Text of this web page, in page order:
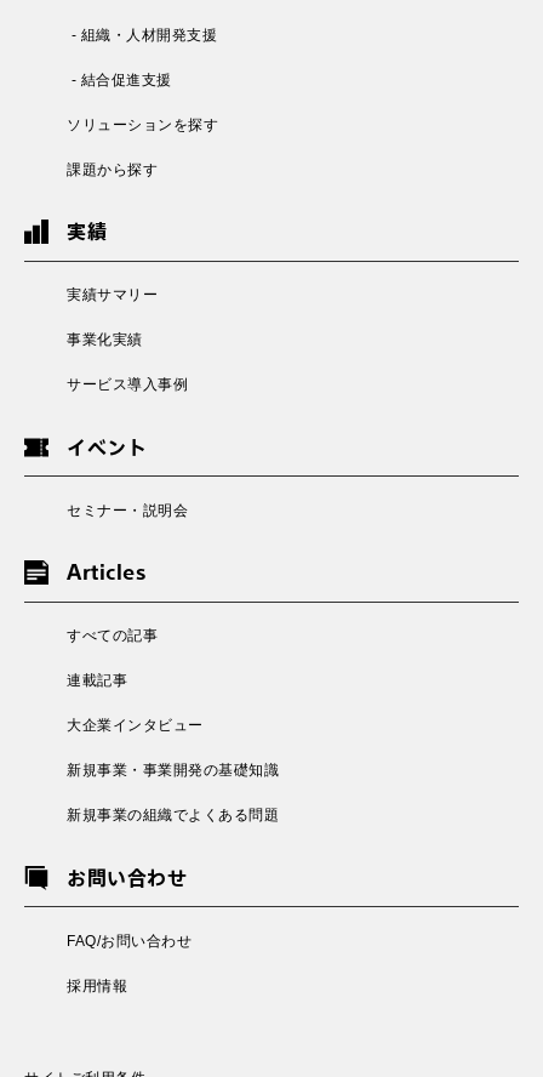
- 組織・人材開発支援
- 結合促進支援
ソリューションを探す
課題から探す
実績
実績サマリー
事業化実績
サービス導入事例
イベント
セミナー・説明会
Articles
すべての記事
連載記事
大企業インタビュー
新規事業・事業開発の基礎知識
新規事業の組織でよくある問題
お問い合わせ
FAQ/お問い合わせ
採用情報